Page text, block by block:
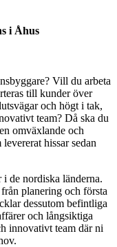
i Åhus
Vill du arbeta
till kunder över
och högt i tak,
team? Då ska du
omväxlande och
hissar sedan
de nordiska länderna.
planering och första
dessutom befintliga
och långsiktiga
innovativt team där ni